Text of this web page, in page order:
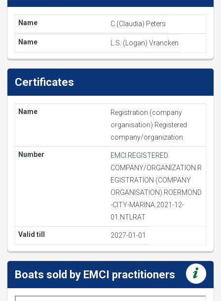
C.(Claudia) Peters
L.S. (Logan) Vrancken
Certificates
Registration (company
organisation) Registered
company/organization
EMCI.REGISTERED
COMPANY/ORGANIZATION.R
EGISTRATION (COMPANY
ORGANISATION).ROERMOND
-CITY-MARINA.2021-12-
01.NTLRAT
2027-01-01
Boats sold by EMCI practitioners